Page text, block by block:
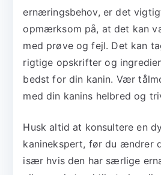
ernæringsbehov, er det
opmærksom på, at det kan
med prøve og fejl. Det kan
rigtige opskrifter og
bedst for din kanin. Vær
med din kanins helbred og
Husk altid at konsultere en
kaninekspert, før du ændrer
især hvis den har særlige